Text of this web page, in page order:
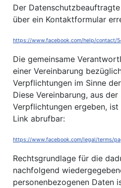
Der
über ein Kontaktformular
https://www.facebook.com/help/contact/
Die gemeinsame
einer Vereinbarung
Verpflichtungen im Sinne
Diese Vereinbarung, aus
Verpflichtungen ergeben,
Link abrufbar:
https://www.facebook.com/legal/terms/
Rechtsgrundlage für die
nachfolgend
personenbezogenen Daten